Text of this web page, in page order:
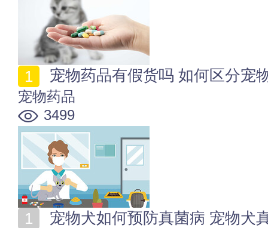
宠物药品有假货吗 如何区分宠
宠物药品
3499
宠物犬如何预防真菌病 宠物犬